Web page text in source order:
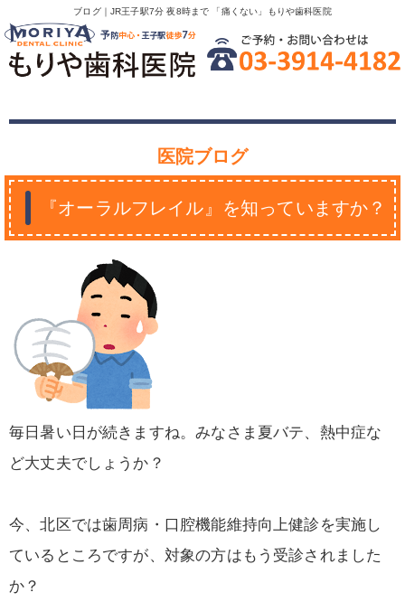
ブログ｜JR王子駅7分 夜8時まで 「痛くない」もりや歯科医院
医院ブログ
『オーラルフレイル』を知っていますか？
毎日暑い日が続きますね。みなさま夏バテ、熱中症な
ど大丈夫でしょうか？
今、北区では歯周病・口腔機能維持向上健診を実施し
ているところですが、対象の方はもう受診されました
か？